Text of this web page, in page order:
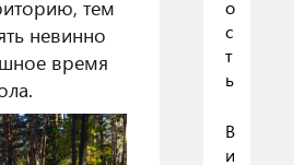
тем
невинно
время
о
с
т
ь
В
и